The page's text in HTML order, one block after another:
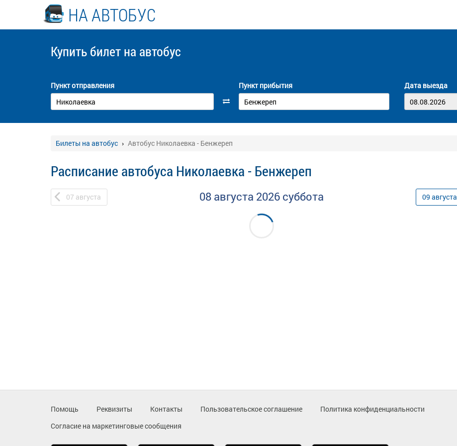
НА АВТОБУС
Купить билет на автобус
Пункт отправления Пункт прибытия Дата выезда
Билеты на автобус Автобус Николаевка - Бенжереп
Расписание автобуса Николаевка - Бенжереп
07 августа 08 августа 2026 суббота 09 августа
Помощь Реквизиты Контакты Пользовательское соглашение
Политика конфиденциальности
Согласие на маркетинговые сообщения